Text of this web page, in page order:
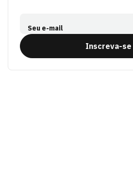
Seu e-mail
Inscreva-se